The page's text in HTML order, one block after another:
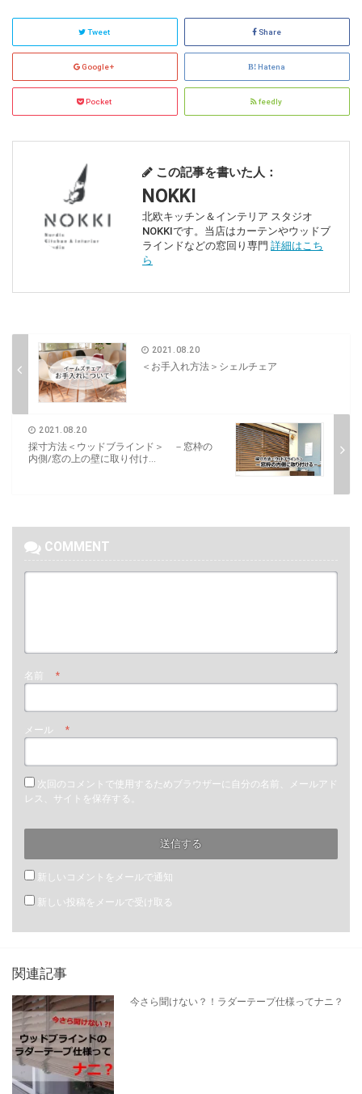
Tweet Share
Google+ Hatena
Pocket feedly
この記事を書いた人：
NOKKI
北欧キッチン＆インテリア スタジオ
NOKKIです。当店はカーテンやウッドブ
ラインドなどの窓回り専門 詳細はこち
ら
2021.08.20
＜お手入れ方法＞シェルチェア
2021.08.20
採寸方法＜ウッドブラインド＞ －窓枠の
内側/窓の上の壁に取り付け...
COMMENT
名前 *
メール *
次回のコメントで使用するためブラウザーに自分の名前、メールアド
レス、サイトを保存する。
新しいコメントをメールで通知
新しい投稿をメールで受け取る
関連記事
今さら聞けない？！ラダーテープ仕様ってナニ？